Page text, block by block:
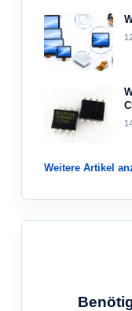
Weitere Artikel